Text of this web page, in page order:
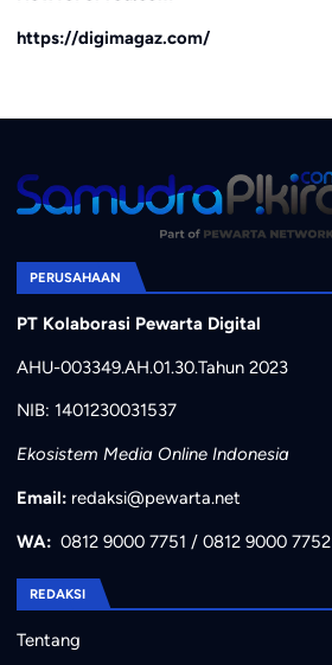
https://digimagaz.com/
PERUSAHAAN
PT Kolaborasi Pewarta Digital
AHU-003349.AH.01.30.Tahun 2023
NIB: 1401230031537
Ekosistem Media Online Indonesia
Email: redaksi@pewarta.net
WA: 0812 9000 7751 / 0812 9000 7752
REDAKSI
Tentang